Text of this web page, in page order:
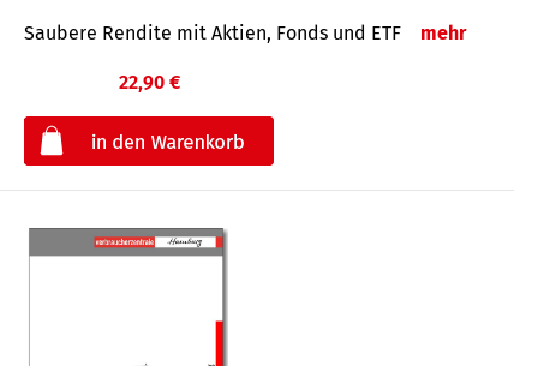
Saubere Rendite mit Aktien, Fonds und ETF mehr
22,90 €